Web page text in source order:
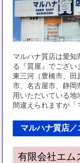
マルハナ質店は愛
る『質屋』でござい
東三河（豊橋市、田
市、名古屋市、静岡
用いただいている地
間違えられますが「
マルハナ質店
有限会社エム